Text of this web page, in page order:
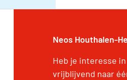
Neos Houthalen-
Heb je interesse
vrijblijvend naar